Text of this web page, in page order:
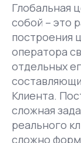
Глобальная
собой – это
построения
оператора
отдельных
Клиента.
сложная
реального
сложно